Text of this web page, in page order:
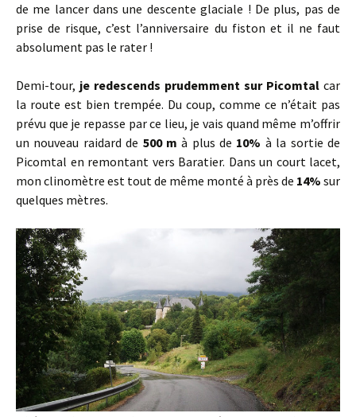
de me lancer dans une descente glaciale ! De plus, pas de
prise de risque, c’est l’anniversaire du fiston et il ne faut
absolument pas le rater !
Demi-tour, je redescends prudemment sur Picomtal car
la route est bien trempée. Du coup, comme ce n’était pas
prévu que je repasse par ce lieu, je vais quand même m’offrir
un nouveau raidard de 500 m à plus de 10% à la sortie de
Picomtal en remontant vers Baratier. Dans un court lacet,
mon clinomètre est tout de même monté à près de 14% sur
quelques mètres.